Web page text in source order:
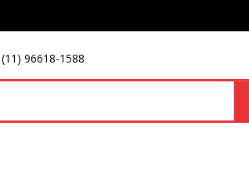
(11) 96618-1588